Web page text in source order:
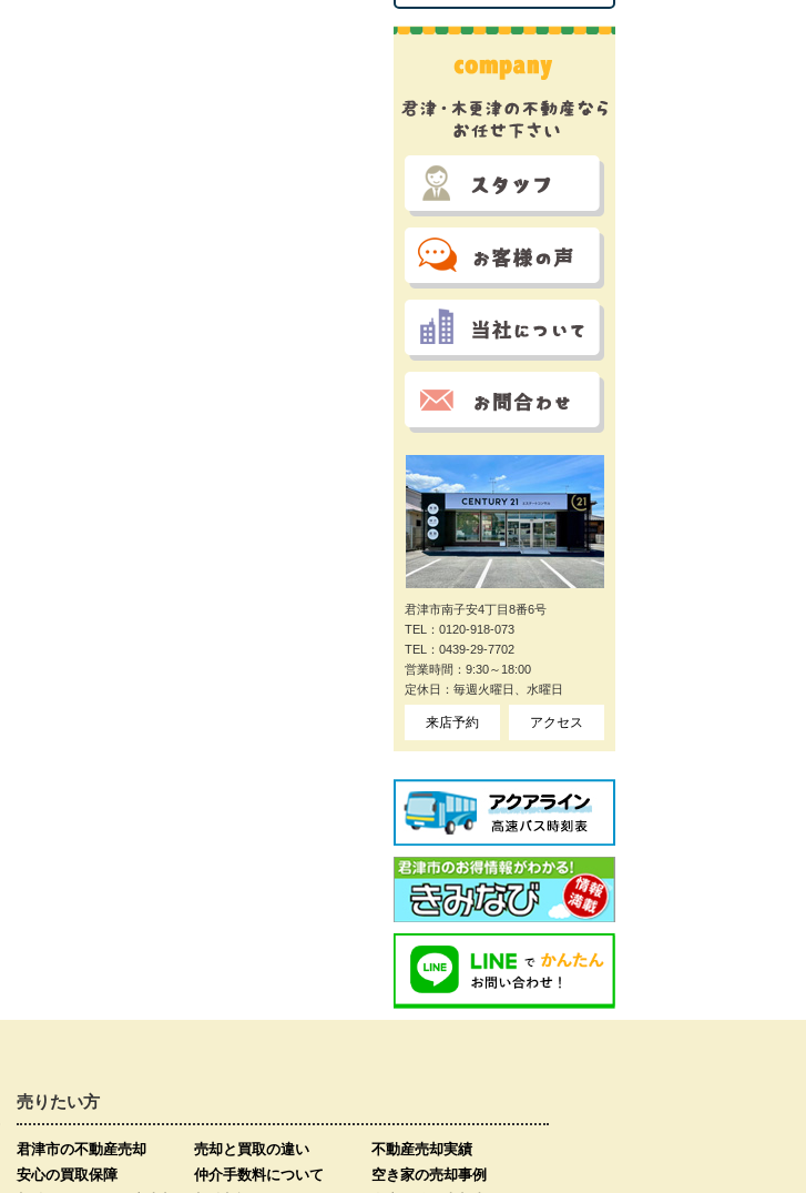
君津市南子安4丁目8番6号
TEL：0120-918-073
TEL：0439-29-7702
営業時間：9:30～18:00
定休日：毎週火曜日、水曜日
来店予約 アクセス
売りたい方
君津市の不動産売却
安心の買取保障
売却と買取の違い
仲介手数料について
不動産売却実績
空き家の売却事例